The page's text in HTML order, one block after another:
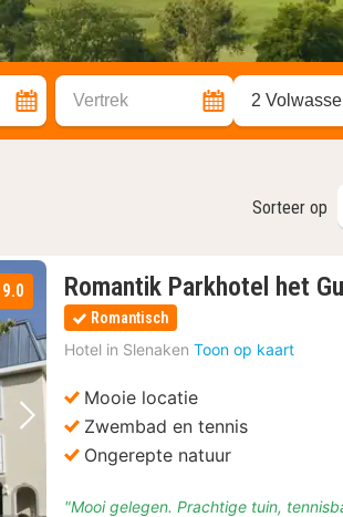
Vertrek 2
Sorteer op
Volgende foto
9.0 Romantik Parkhotel het
Romantisch
Hotel in Slenaken Toon op kaart
Mooie locatie
Zwembad en tennis
Ongerepte natuur
"Mooi gelegen. Prachtige tuin,